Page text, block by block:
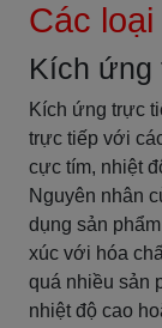
Các
Kích ứng
Kích ứng trực
trực tiếp với
cực tím, nhiệt
Nguyên nhân
dụng sản
xúc với hóa
quá nhiều sản
nhiệt độ cao